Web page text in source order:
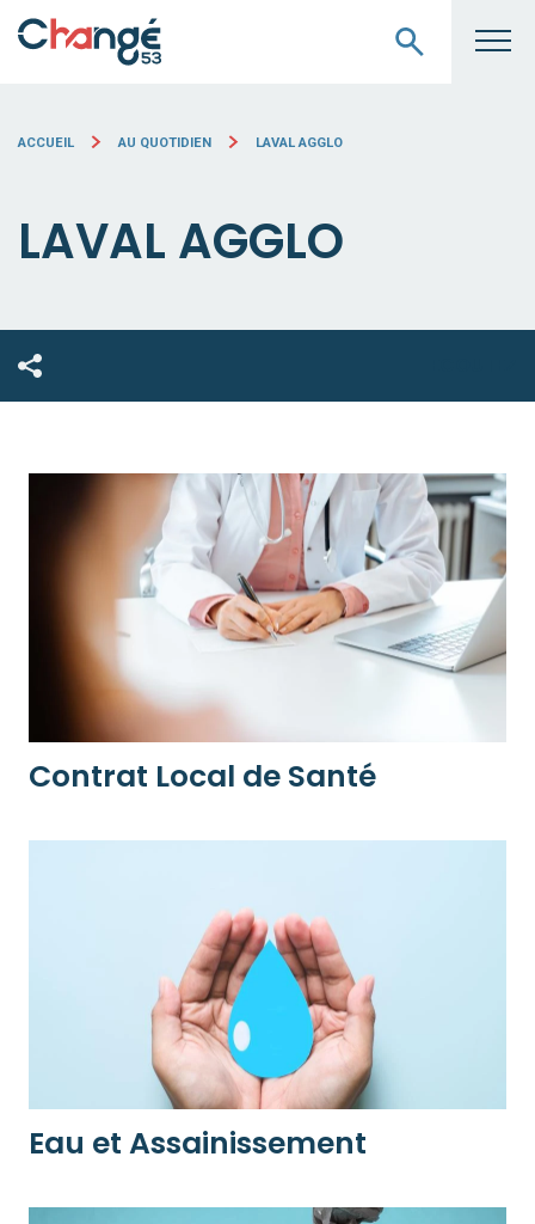
ACCUEIL AU QUOTIDIEN LAVAL AGGLO
LAVAL AGGLO
Contrat Local de Santé
Eau et Assainissement